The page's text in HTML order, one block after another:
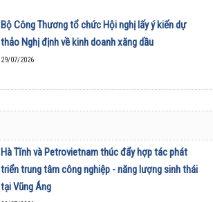
Bộ Công Thương tổ chức Hội nghị lấy ý kiến dự
thảo Nghị định về kinh doanh xăng dầu
29/07/2026
Hà Tĩnh và Petrovietnam thúc đẩy hợp tác phát
triển trung tâm công nghiệp - năng lượng sinh thái
tại Vũng Áng